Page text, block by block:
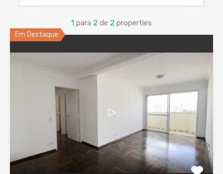
1 para 2 de 2 properties
Em Destaque